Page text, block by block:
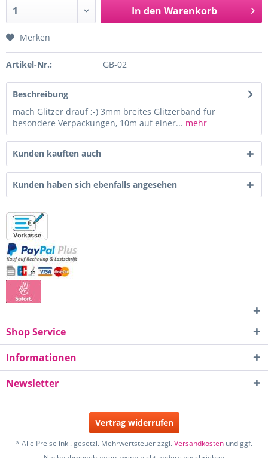
In den Warenkorb
Merken
Artikel-Nr.: GB-02
Beschreibung
mach Glitzer drauf ;-) 3mm breites Glitzerband für
besondere Verpackungen, 10m auf einer... mehr
Kunden kauften auch
Kunden haben sich ebenfalls angesehen
Shop Service
Informationen
Newsletter
Vertrag widerrufen
* Alle Preise inkl. gesetzl. Mehrwertsteuer zzgl.Versandkosten und ggf.